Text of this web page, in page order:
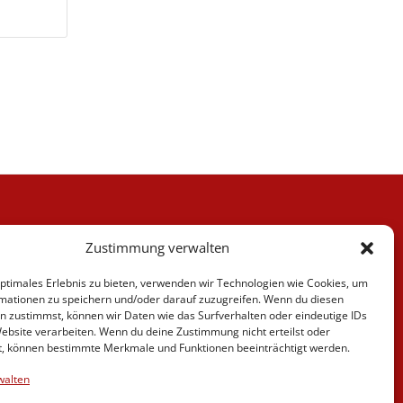
Zustimmung verwalten
Erlebnis zu bieten, verwenden wir Technologien wie Cookies, um
zu speichern und/oder darauf zuzugreifen. Wenn du diesen
zustimmst, können wir Daten wie das Surfverhalten oder eindeutige IDs
verarbeiten. Wenn du deine Zustimmung nicht erteilst oder
können bestimmte Merkmale und Funktionen beeinträchtigt werden.
Berufskraftfahrer
Fahrschule
Motorrad
News
Verschiedenes
Weiterbildung